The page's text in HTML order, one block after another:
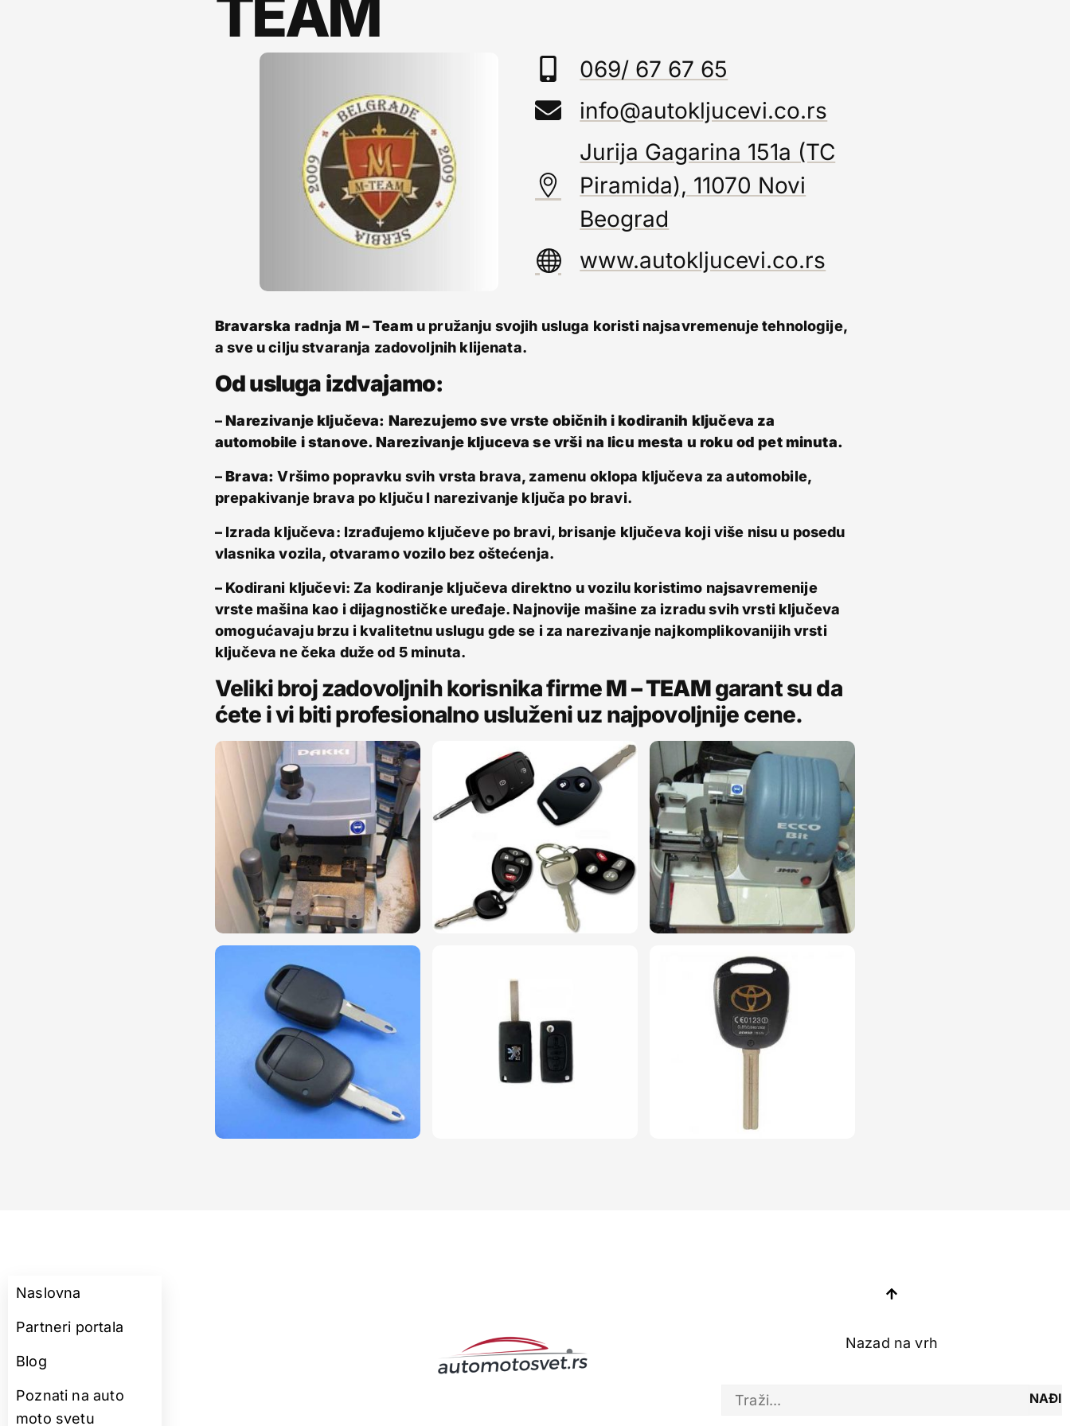
TEAM
069/ 67 67 65
info@autokljucevi.co.rs
Jurija Gagarina 151a (TC
Piramida), 11070 Novi
Beograd
www.autokljucevi.co.rs
Bravarska radnja M – Team u pružanju svojih usluga koristi najsavremenuje tehnologije,
a sve u cilju stvaranja zadovoljnih klijenata.
Od usluga izdvajamo:
–Narezivanje ključeva: Narezujemo sve vrste običnih i kodiranih ključeva za
automobile i stanove. Narezivanje kljuceva se vrši na licu mesta u roku od pet minuta.
–Brava: Vršimo popravku svih vrsta brava, zamenu oklopa ključeva za automobile,
prepakivanje brava po ključu I narezivanje ključa po bravi.
– Izrada ključeva: Izrađujemo ključeve po bravi, brisanje ključeva koji više nisu u posedu
vlasnika vozila, otvaramo vozilo bez oštećenja.
– Kodirani ključevi: Za kodiranje ključeva direktno u vozilu koristimo najsavremenije
vrste mašina kao i dijagnostičke uređaje. Najnovije mašine za izradu svih vrsti ključeva
omogućavaju brzu i kvalitetnu uslugu gde se i za narezivanje najkomplikovanijih vrsti
ključeva ne čeka duže od 5 minuta.
Veliki broj zadovoljnih korisnika firmeM – TEAMgarant su da
ćete i vi biti profesionalno usluženi uz najpovoljnije cene.
Naslovna
Partneri portala
Blog
Poznati na auto
moto svetu
Nazad na vrh
NAĐI